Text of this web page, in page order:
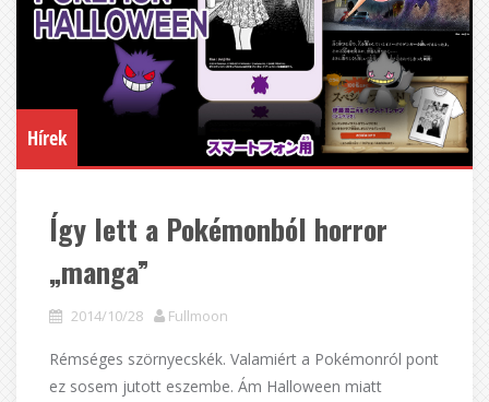
Hírek
Így lett a Pokémonból horror
„manga”
2014/10/28 Fullmoon
Rémséges szörnyecskék. Valamiért a Pokémonról pont
ez sosem jutott eszembe. Ám Halloween miatt